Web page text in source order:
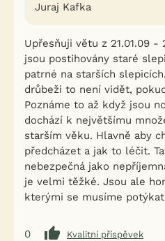
Juraj Kafka
Upřesňuji větu z 21.01.09 -
jsou postihovány staré
patrné na starších
drůbeži to není vidět,
Poznáme to až když jsou
dochází k největšímu
starším věku. Hlavně aby
předcházet a jak to léčit.
nebezpečná jako
je velmi těžké. Jsou ale
kterými se musíme
0
Kvalitní příspěvek